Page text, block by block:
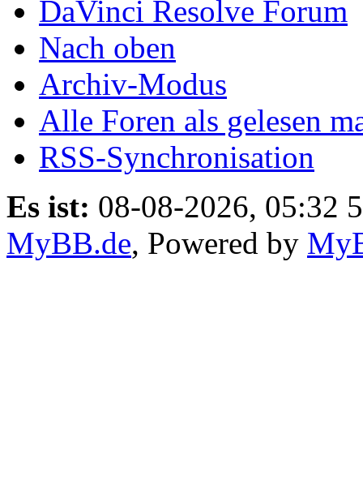
DaVinci Resolve Forum
Nach oben
Archiv-Modus
Alle Foren als gelesen
RSS-Synchronisation
Es ist: 08-08-2026, 05:32 5
MyBB.de, Powered by